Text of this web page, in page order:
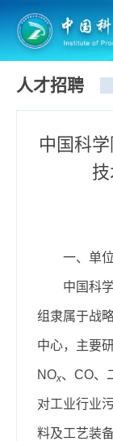
人才招聘
中国科
一、单
中国科
组隶属于战
中心，主要
NOx、CO、
对工业行业
料及工艺装